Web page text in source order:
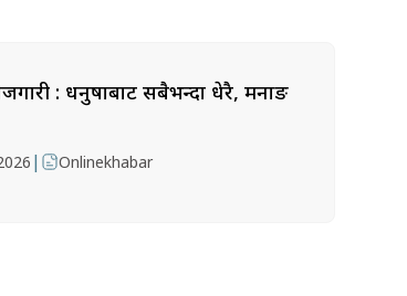
: धनुषाबाट सबैभन्दा धेरै, मनाङ
| Onlinekhabar